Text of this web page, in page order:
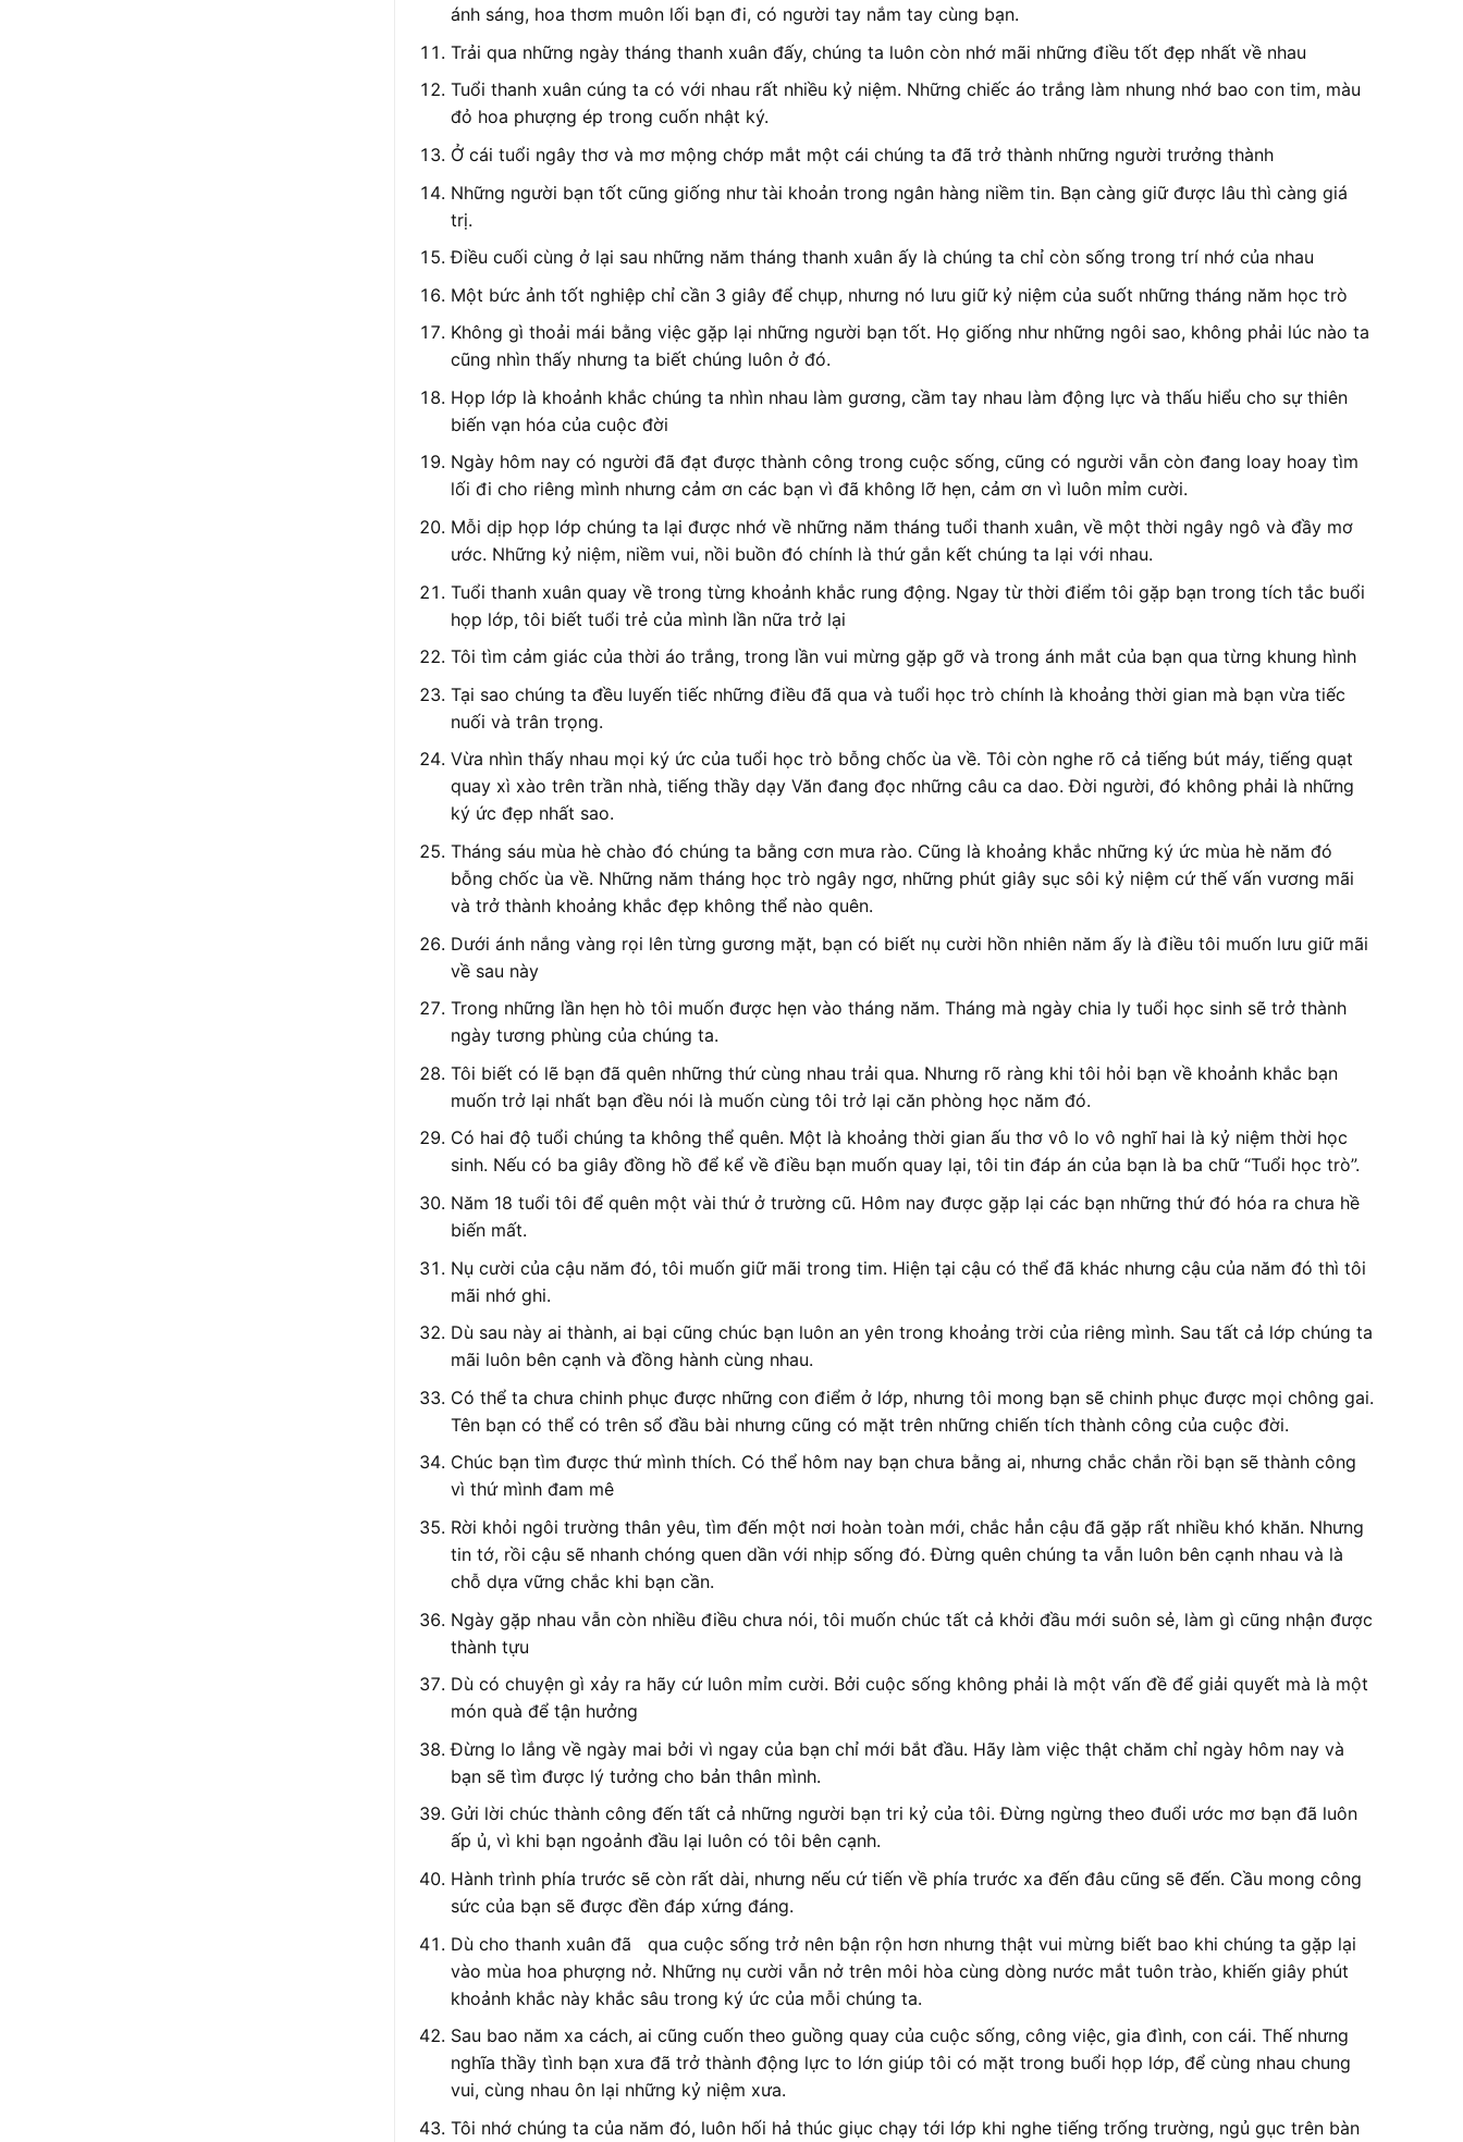
ánh sáng, hoa thơm muôn lối bạn đi, có người tay nắm tay cùng bạn.
Trải qua những ngày tháng thanh xuân đấy, chúng ta luôn còn nhớ mãi những điều tốt đẹp nhất về nhau
Tuổi thanh xuân cúng ta có với nhau rất nhiều kỷ niệm. Những chiếc áo trắng làm nhung nhớ bao con tim, màu
đỏ hoa phượng ép trong cuốn nhật ký.
Ở cái tuổi ngây thơ và mơ mộng chớp mắt một cái chúng ta đã trở thành những người trưởng thành
Những người bạn tốt cũng giống như tài khoản trong ngân hàng niềm tin. Bạn càng giữ được lâu thì càng giá
trị.
Điều cuối cùng ở lại sau những năm tháng thanh xuân ấy là chúng ta chỉ còn sống trong trí nhớ của nhau
Một bức ảnh tốt nghiệp chỉ cần 3 giây để chụp, nhưng nó lưu giữ kỷ niệm của suốt những tháng năm học trò
Không gì thoải mái bằng việc gặp lại những người bạn tốt. Họ giống như những ngôi sao, không phải lúc nào ta
cũng nhìn thấy nhưng ta biết chúng luôn ở đó.
Họp lớp là khoảnh khắc chúng ta nhìn nhau làm gương, cầm tay nhau làm động lực và thấu hiểu cho sự thiên
biến vạn hóa của cuộc đời
Ngày hôm nay có người đã đạt được thành công trong cuộc sống, cũng có người vẫn còn đang loay hoay tìm
lối đi cho riêng mình nhưng cảm ơn các bạn vì đã không lỡ hẹn, cảm ơn vì luôn mỉm cười.
Mỗi dịp họp lớp chúng ta lại được nhớ về những năm tháng tuổi thanh xuân, về một thời ngây ngô và đầy mơ
ước. Những kỷ niệm, niềm vui, nồi buồn đó chính là thứ gắn kết chúng ta lại với nhau.
Tuổi thanh xuân quay về trong từng khoảnh khắc rung động. Ngay từ thời điểm tôi gặp bạn trong tích tắc buổi
họp lớp, tôi biết tuổi trẻ của mình lần nữa trở lại
Tôi tìm cảm giác của thời áo trắng, trong lần vui mừng gặp gỡ và trong ánh mắt của bạn qua từng khung hình
Tại sao chúng ta đều luyến tiếc những điều đã qua và tuổi học trò chính là khoảng thời gian mà bạn vừa tiếc
nuối và trân trọng.
Vừa nhìn thấy nhau mọi ký ức của tuổi học trò bỗng chốc ùa về. Tôi còn nghe rõ cả tiếng bút máy, tiếng quạt
quay xì xào trên trần nhà, tiếng thầy dạy Văn đang đọc những câu ca dao. Đời người, đó không phải là những
ký ức đẹp nhất sao.
Tháng sáu mùa hè chào đó chúng ta bằng cơn mưa rào. Cũng là khoảng khắc những ký ức mùa hè năm đó
bỗng chốc ùa về. Những năm tháng học trò ngây ngơ, những phút giây sục sôi kỷ niệm cứ thế vấn vương mãi
và trở thành khoảng khắc đẹp không thể nào quên.
Dưới ánh nắng vàng rọi lên từng gương mặt, bạn có biết nụ cười hồn nhiên năm ấy là điều tôi muốn lưu giữ mãi
về sau này
Trong những lần hẹn hò tôi muốn được hẹn vào tháng năm. Tháng mà ngày chia ly tuổi học sinh sẽ trở thành
ngày tương phùng của chúng ta.
Tôi biết có lẽ bạn đã quên những thứ cùng nhau trải qua. Nhưng rõ ràng khi tôi hỏi bạn về khoảnh khắc bạn
muốn trở lại nhất bạn đều nói là muốn cùng tôi trở lại căn phòng học năm đó.
Có hai độ tuổi chúng ta không thể quên. Một là khoảng thời gian ấu thơ vô lo vô nghĩ hai là kỷ niệm thời học
sinh. Nếu có ba giây đồng hồ để kể về điều bạn muốn quay lại, tôi tin đáp án của bạn là ba chữ “Tuổi học trò”.
Năm 18 tuổi tôi để quên một vài thứ ở trường cũ. Hôm nay được gặp lại các bạn những thứ đó hóa ra chưa hề
biến mất.
Nụ cười của cậu năm đó, tôi muốn giữ mãi trong tim. Hiện tại cậu có thể đã khác nhưng cậu của năm đó thì tôi
mãi nhớ ghi.
Dù sau này ai thành, ai bại cũng chúc bạn luôn an yên trong khoảng trời của riêng mình. Sau tất cả lớp chúng ta
mãi luôn bên cạnh và đồng hành cùng nhau.
Có thể ta chưa chinh phục được những con điểm ở lớp, nhưng tôi mong bạn sẽ chinh phục được mọi chông gai.
Tên bạn có thể có trên sổ đầu bài nhưng cũng có mặt trên những chiến tích thành công của cuộc đời.
Chúc bạn tìm được thứ mình thích. Có thể hôm nay bạn chưa bằng ai, nhưng chắc chắn rồi bạn sẽ thành công
vì thứ mình đam mê
Rời khỏi ngôi trường thân yêu, tìm đến một nơi hoàn toàn mới, chắc hẳn cậu đã gặp rất nhiều khó khăn. Nhưng
tin tớ, rồi cậu sẽ nhanh chóng quen dần với nhịp sống đó. Đừng quên chúng ta vẫn luôn bên cạnh nhau và là
chỗ dựa vững chắc khi bạn cần.
Ngày gặp nhau vẫn còn nhiều điều chưa nói, tôi muốn chúc tất cả khởi đầu mới suôn sẻ, làm gì cũng nhận được
thành tựu
Dù có chuyện gì xảy ra hãy cứ luôn mỉm cười. Bởi cuộc sống không phải là một vấn đề để giải quyết mà là một
món quà để tận hưởng
Đừng lo lắng về ngày mai bởi vì ngay của bạn chỉ mới bắt đầu. Hãy làm việc thật chăm chỉ ngày hôm nay và
bạn sẽ tìm được lý tưởng cho bản thân mình.
Gửi lời chúc thành công đến tất cả những người bạn tri kỷ của tôi. Đừng ngừng theo đuổi ước mơ bạn đã luôn
ấp ủ, vì khi bạn ngoảnh đầu lại luôn có tôi bên cạnh.
Hành trình phía trước sẽ còn rất dài, nhưng nếu cứ tiến về phía trước xa đến đâu cũng sẽ đến. Cầu mong công
sức của bạn sẽ được đền đáp xứng đáng.
Dù cho thanh xuân đã qua cuộc sống trở nên bận rộn hơn nhưng thật vui mừng biết bao khi chúng ta gặp lại
vào mùa hoa phượng nở. Những nụ cười vẫn nở trên môi hòa cùng dòng nước mắt tuôn trào, khiến giây phút
khoảnh khắc này khắc sâu trong ký ức của mỗi chúng ta.
Sau bao năm xa cách, ai cũng cuốn theo guồng quay của cuộc sống, công việc, gia đình, con cái. Thế nhưng
nghĩa thầy tình bạn xưa đã trở thành động lực to lớn giúp tôi có mặt trong buổi họp lớp, để cùng nhau chung
vui, cùng nhau ôn lại những kỷ niệm xưa.
Tôi nhớ chúng ta của năm đó, luôn hối hả thúc giục chạy tới lớp khi nghe tiếng trống trường, ngủ gục trên bàn